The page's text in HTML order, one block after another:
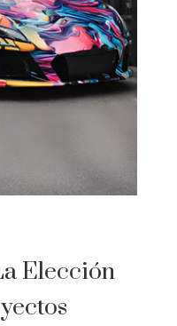
Elección